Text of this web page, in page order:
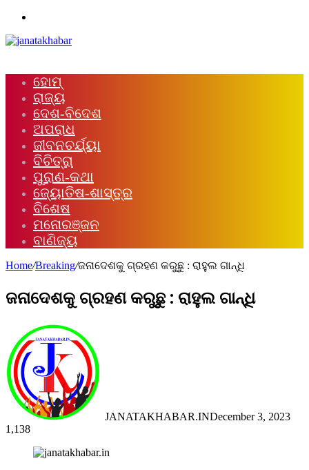
ହୋମ୍
ରାଜ୍ୟ
ଦେଶ-ବିଦେଶ
ଅପରାଧ
ଜୀବନଚର୍ଯ୍ୟା
ବିଚିତ୍ରା
ପୁରାଣ-କଥା
ଜ୍ୟୋତିଷ-ଶାସ୍ତ୍ର
ବିଶେଷ
ମନୋରଞ୍ଜନ
ବାଣିଜ୍ୟ
Home/Breaking/ଜନାଦେଶକୁ ଗ୍ରହଣ କରୁଛୁ : ରାହୁଲ ଗାନ୍ଧି
ଜନାଦେଶକୁ ଗ୍ରହଣ କରୁଛୁ : ରାହୁଲ ଗାନ୍ଧି
JANATAKHABAR.INDecember 3, 2023
1,138